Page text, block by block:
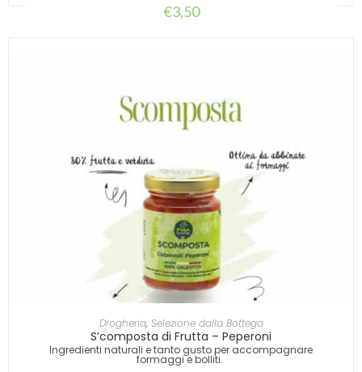
€3,50
AGGIUNGI AL CARRELLO
Drogheria, Selezione dalla Bottega
S’composta di Frutta – Peperoni
Ingredienti naturali e tanto gusto per accompagnare
formaggi e bolliti.